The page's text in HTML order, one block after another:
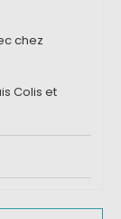
chez
Colis et